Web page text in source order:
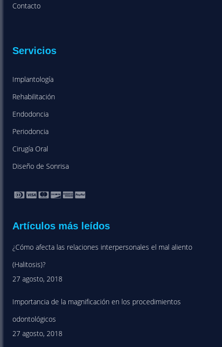
Contacto
Servicios
Implantología
Rehabilitación
Endodoncia
Periodoncia
Cirugía Oral
Diseño de Sonrisa
Artículos más leídos
¿Cómo afecta las relaciones interpersonales el mal aliento
(Halitosis)?
27 agosto, 2018
Importancia de la magnificación en los procedimientos
odontológicos
27 agosto, 2018